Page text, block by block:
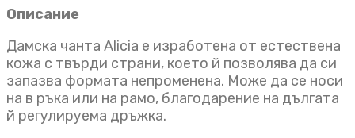
Описание
Дамска чанта Alicia е изработена от естествена
кожа с твърди страни, което й позволява да си
запазва формата непроменена. Може да се носи
на в ръка или на рамо, благодарение на дългата
й регулируема дръжка.